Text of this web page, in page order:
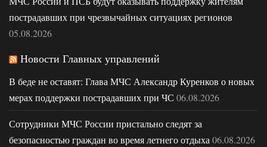
пострадавших при чрезвычайных ситуациях регионов
05.08.2026
Новости Главных управлений
В беде не оставят: Глава МЧС Александр Куренков о новых
мерах поддержки пострадавших при ЧС 06.08.2026
Сотрудники МЧС России пристально следят за
безопасностью граждан во время летнего отдыха 06.08.2026